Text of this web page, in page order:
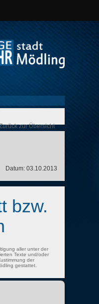
zur Übersicht
Datum: 03.10.2013
bzw.
aller unter der
Texte und/oder
der
gestattet.